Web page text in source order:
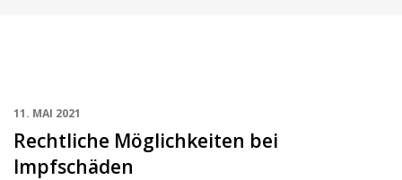
11. MAI 2021
Rechtliche Möglichkeiten bei
Impfschäden